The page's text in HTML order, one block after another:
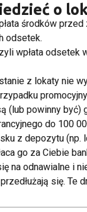
o
środków
odsetek.
wpłata odsetek
z lokaty nie
(lub powinny
do 100
z depozytu (np.
go za Ciebie
na odnawialne i
się. Te